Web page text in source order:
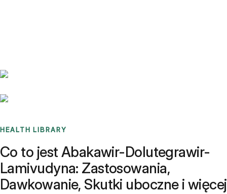
HEALTH LIBRARY
Co to jest Abakawir-Dolutegrawir-
Lamivudyna: Zastosowania,
Dawkowanie, Skutki uboczne i więcej